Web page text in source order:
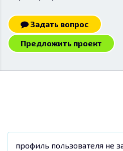
Задать вопрос
Предложить проект
профиль пользователя не